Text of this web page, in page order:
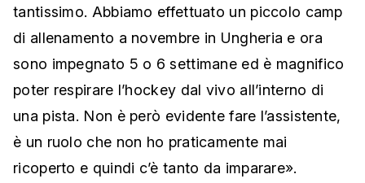
tantissimo. Abbiamo effettuato un piccolo camp
di allenamento a novembre in Ungheria e ora
sono impegnato 5 o 6 settimane ed è magnifico
poter respirare l’hockey dal vivo all’interno di
una pista. Non è però evidente fare l’assistente,
è un ruolo che non ho praticamente mai
ricoperto e quindi c’è tanto da imparare».